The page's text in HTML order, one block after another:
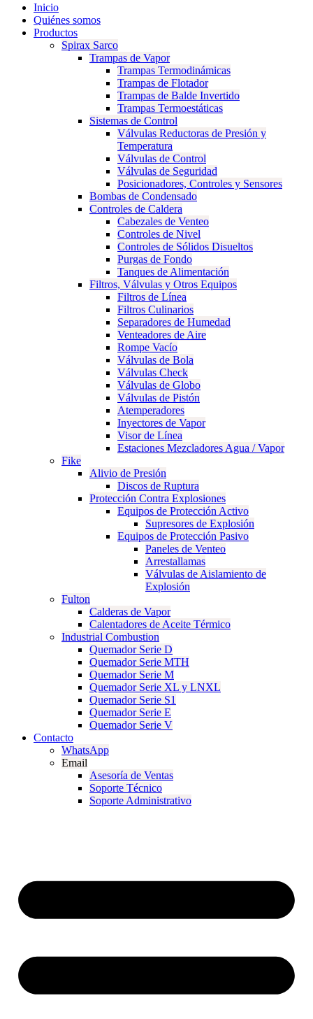
Inicio
Quiénes somos
Productos
Spirax Sarco
Trampas de Vapor
Trampas Termodinámicas
Trampas de Flotador
Trampas de Balde Invertido
Trampas Termoestáticas
Sistemas de Control
Válvulas Reductoras de Presión y
Temperatura
Válvulas de Control
Válvulas de Seguridad
Posicionadores, Controles y Sensores
Bombas de Condensado
Controles de Caldera
Cabezales de Venteo
Controles de Nivel
Controles de Sólidos Disueltos
Purgas de Fondo
Tanques de Alimentación
Filtros, Válvulas y Otros Equipos
Filtros de Línea
Filtros Culinarios
Separadores de Humedad
Venteadores de Aire
Rompe Vacío
Válvulas de Bola
Válvulas Check
Válvulas de Globo
Válvulas de Pistón
Atemperadores
Inyectores de Vapor
Visor de Línea
Estaciones Mezcladores Agua / Vapor
Fike
Alivio de Presión
Discos de Ruptura
Protección Contra Explosiones
Equipos de Protección Activo
Supresores de Explosión
Equipos de Protección Pasivo
Paneles de Venteo
Arrestallamas
Válvulas de Aislamiento de
Explosión
Fulton
Calderas de Vapor
Calentadores de Aceite Térmico
Industrial Combustion
Quemador Serie D
Quemador Serie MTH
Quemador Serie M
Quemador Serie XL y LNXL
Quemador Serie S1
Quemador Serie E
Quemador Serie V
Contacto
WhatsApp
Email
Asesoría de Ventas
Soporte Técnico
Soporte Administrativo